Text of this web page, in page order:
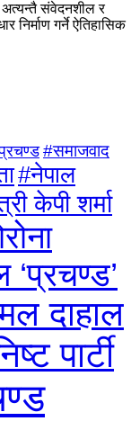
संवेदनशील र
निर्माण गर्ने ऐतिहासिक
#समाजवाद
#नेपाल
केपी शर्मा
दाहाल
पार्टी